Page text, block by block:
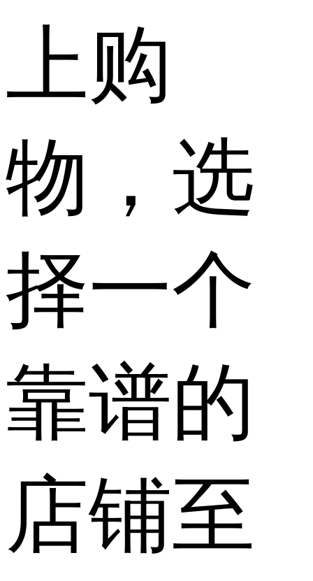
上购
物，选
择一个
靠谱的
店铺至